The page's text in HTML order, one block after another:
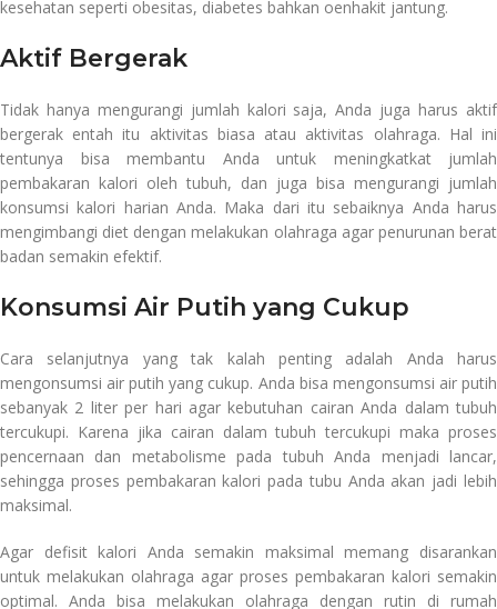
kesehatan seperti obesitas, diabetes bahkan oenhakit jantung.
Aktif Bergerak
Tidak hanya mengurangi jumlah kalori saja, Anda juga harus aktif
bergerak entah itu aktivitas biasa atau aktivitas olahraga. Hal ini
tentunya bisa membantu Anda untuk meningkatkat jumlah
pembakaran kalori oleh tubuh, dan juga bisa mengurangi jumlah
konsumsi kalori harian Anda. Maka dari itu sebaiknya Anda harus
mengimbangi diet dengan melakukan olahraga agar penurunan berat
badan semakin efektif.
Konsumsi Air Putih yang Cukup
Cara selanjutnya yang tak kalah penting adalah Anda harus
mengonsumsi air putih yang cukup. Anda bisa mengonsumsi air putih
sebanyak 2 liter per hari agar kebutuhan cairan Anda dalam tubuh
tercukupi. Karena jika cairan dalam tubuh tercukupi maka proses
pencernaan dan metabolisme pada tubuh Anda menjadi lancar,
sehingga proses pembakaran kalori pada tubu Anda akan jadi lebih
maksimal.
Agar defisit kalori Anda semakin maksimal memang disarankan
untuk melakukan olahraga agar proses pembakaran kalori semakin
optimal. Anda bisa melakukan olahraga dengan rutin di rumah